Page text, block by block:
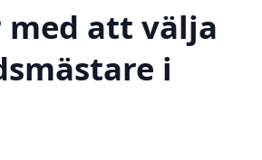
med att välja
i